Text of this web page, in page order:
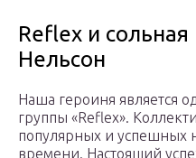
Reflex и
Нельсон
Наша героиня является
группы «Reflex».
популярных и успешных
времени. Настоящий